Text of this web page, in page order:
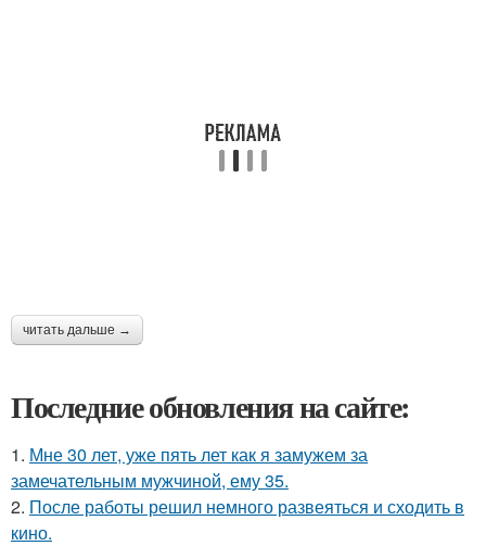
читать дальше →
Последние обновления на сайте:
1. Мне 30 лет, уже пять лет как я замужем за
замечательным мужчиной, ему 35.
2. После работы решил немного развеяться и сходить в
кино.